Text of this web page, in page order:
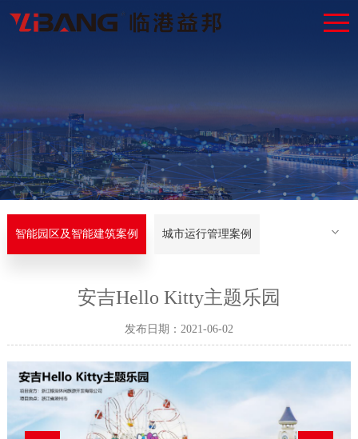
智能园区及智能建筑案例 城市运行管理案例
安吉Hello Kitty主题乐园
发布日期：2021-06-02